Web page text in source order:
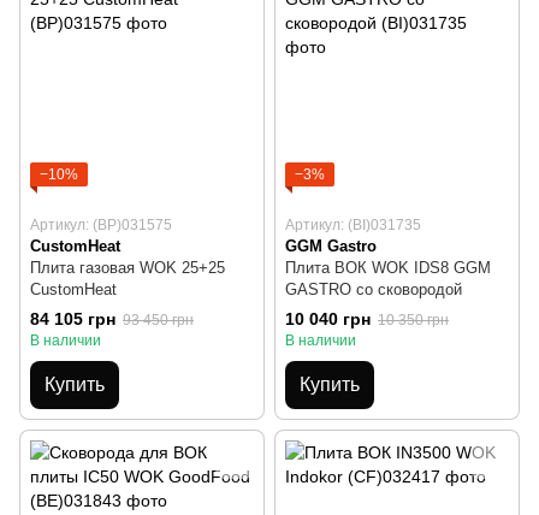
−10%
Артикул: (BP)031575
CustomHeat
Плита газовая WOK 25+25
CustomHeat
84 105 грн 93 450 грн
В наличии
Купить
−3%
Артикул: (BI)031735
GGM Gastro
Плита ВОК WOK IDS8 GGM
GASTRO со сковородой
10 040 грн 10 350 грн
В наличии
Купить